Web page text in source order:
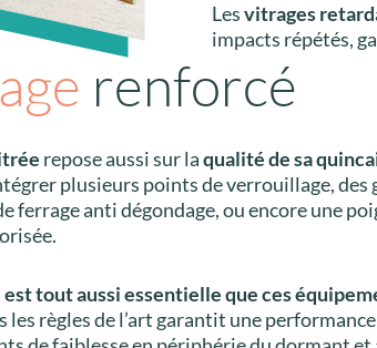
Lesvitrages
impacts répétés,
renforcé
repose aussi sur laqualité de sa
plusieurs points de verrouillage, des
ferrage anti dégondage, ou encore une
tout aussi essentielle que ces
règles de l’art garantit une